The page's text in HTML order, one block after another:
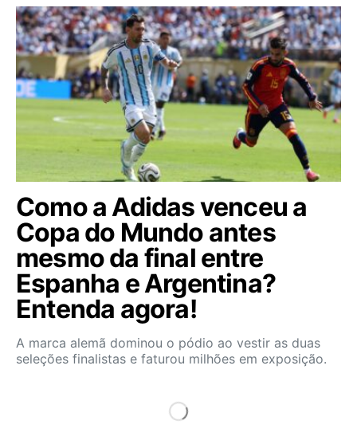
Como a Adidas venceu a
Copa do Mundo antes
mesmo da final entre
Espanha e Argentina?
Entenda agora!
A marca alemã dominou o pódio ao vestir as duas
seleções finalistas e faturou milhões em exposição.